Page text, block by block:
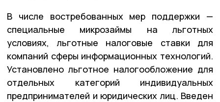
В числе востребованных мер поддержки —
специальные микрозаймы на льготных
условиях, льготные налоговые ставки для
компаний сферы информационных технологий.
Установлено льготное налогообложение для
отдельных категорий индивидуальных
предпринимателей и юридических лиц. Введен